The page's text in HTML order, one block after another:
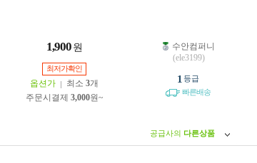
1,900 원
최저가확인
옵션가 최소 3개
주문시결제 3,000원~
수안컴퍼니
(ele3199)
1 등급
빠른배송
공급사의 다른상품